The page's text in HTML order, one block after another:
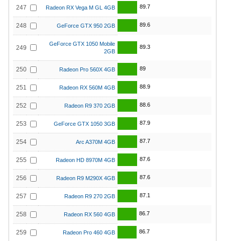
247 Radeon RX Vega M GL 4GB 89.7
248 GeForce GTX 950 2GB 89.6
249
GeForce GTX 1050 Mobile
2GB
89.3
250 Radeon Pro 560X 4GB 89
251 Radeon RX 560M 4GB 88.9
252 Radeon R9 370 2GB 88.6
253 GeForce GTX 1050 3GB 87.9
254 Arc A370M 4GB 87.7
255 Radeon HD 8970M 4GB 87.6
256 Radeon R9 M290X 4GB 87.6
257 Radeon R9 270 2GB 87.1
258 Radeon RX 560 4GB 86.7
259 Radeon Pro 460 4GB 86.7